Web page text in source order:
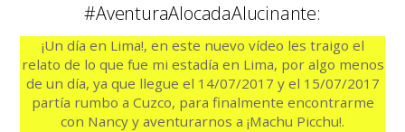
#AventuraAlocadaAlucinante:
¡Un día en Lima!, en este nuevo vídeo les traigo el
relato de lo que fue mi estadía en Lima, por algo menos
de un día, ya que llegue el 14/07/2017 y el 15/07/2017
partía rumbo a Cuzco, para finalmente encontrarme
con Nancy y aventurarnos a ¡Machu Picchu!.